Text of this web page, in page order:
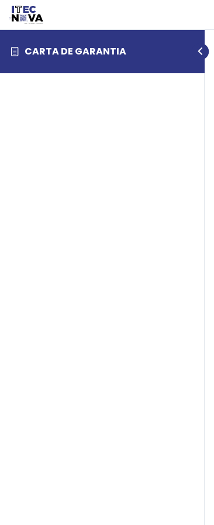
CARTA DE GARANTIA